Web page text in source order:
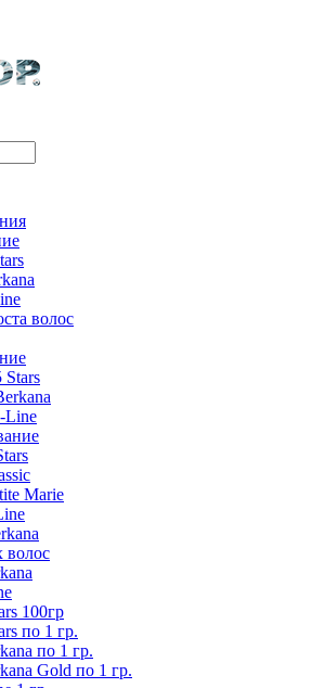
волос
Line
Marie
волос
100гр
по 1 гр.
по 1 гр.
Gold по 1 гр.